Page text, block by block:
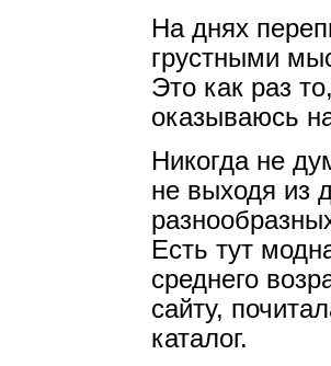
На днях
грустными
Это как раз
оказываюсь
Никогда не
не выходя из
Есть тут
среднего
сайту,
каталог.